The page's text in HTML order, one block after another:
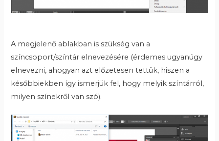
A megjelenő ablakban is szükség van a
színcsoport/színtár elnevezésére (érdemes ugyanúgy
elnevezni, ahogyan azt előzetesen tettük, hiszen a
későbbiekben így ismerjük fel, hogy melyik színtárról,
milyen színekről van szó).